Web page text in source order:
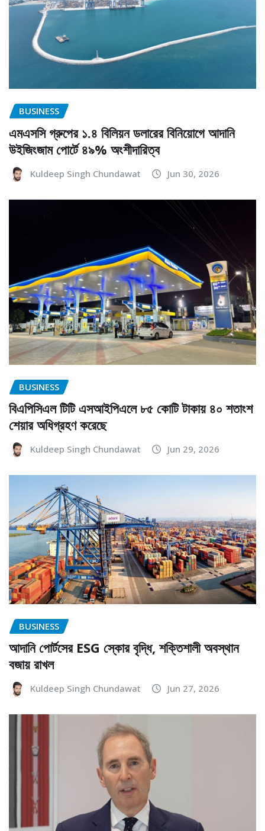
BUSINESS
এমএসসি গ্রুপের ১.৪ বিলিয়ন ডলারের বিনিয়োগে আদানি
উইজিংজাম পোর্টে ৪৯% অংশীদারিত্ব
Kuldeep Singh Chundawat Jun 30, 2026
BUSINESS
বিএপিসিএল টিটি এসআইপিএলে ৮৫ কোটি টাকায় ৪০ শতাংশ
শেয়ার অধিগ্রহণ করেছে
Kuldeep Singh Chundawat Jun 29, 2026
BUSINESS
আদানি পোর্টসের ESG স্কোর বৃদ্ধি, শক্তিশালী অবস্থান
বজায় রাখল
Kuldeep Singh Chundawat Jun 27, 2026